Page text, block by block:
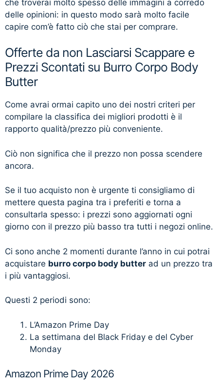
che troverai molto spesso delle immagini a corredo
delle opinioni: in questo modo sarà molto facile
capire com’è fatto ciò che stai per comprare.
Offerte da non Lasciarsi Scappare e
Prezzi Scontati su Burro Corpo Body
Butter
Come avrai ormai capito uno dei nostri criteri per
compilare la classifica dei migliori prodotti è il
rapporto qualità/prezzo più conveniente.
Ciò non significa che il prezzo non possa scendere
ancora.
Se il tuo acquisto non è urgente ti consigliamo di
mettere questa pagina tra i preferiti e torna a
consultarla spesso: i prezzi sono aggiornati ogni
giorno con il prezzo più basso tra tutti i negozi online.
Ci sono anche 2 momenti durante l’anno in cui potrai
acquistare burro corpo body butter ad un prezzo tra
i più vantaggiosi.
Questi 2 periodi sono:
L’Amazon Prime Day
La settimana del Black Friday e del Cyber
Monday
Amazon Prime Day 2026